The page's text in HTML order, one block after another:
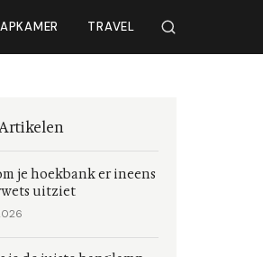
TRAVEL
je hoekbank er ineens
uitziet